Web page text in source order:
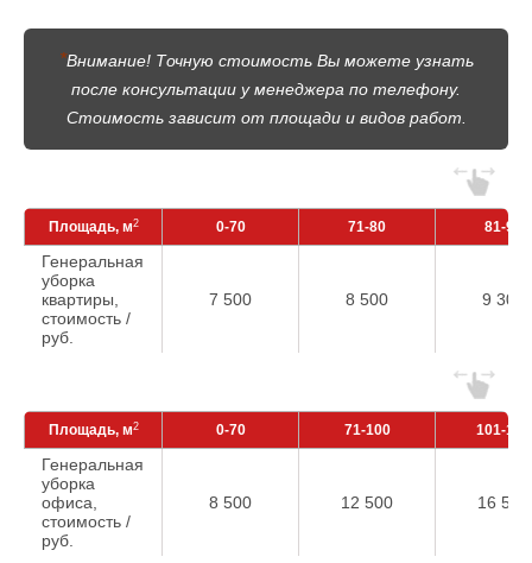
*Внимание! Точную стоимость Вы можете узнать
после консультации у менеджера по телефону.
Стоимость зависит от площади и видов работ.
Площадь, м2 0-70 71-80 81-90
Генеральная
уборка
квартиры,
стоимость /
руб.
7 500 8 500 9 300
Площадь, м2 0-70 71-100 101-150
Генеральная
уборка
офиса,
стоимость /
руб.
8 500 12 500 16 500